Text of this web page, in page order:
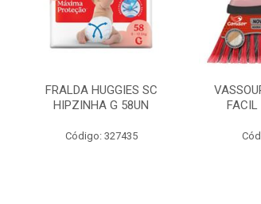
FRALDA HUGGIES SC
HIPZINHA G 58UN
Código: 327435
FACIL